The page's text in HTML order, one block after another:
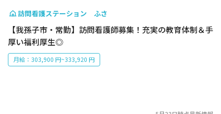
訪問看護ステーション ふさ
【我孫子市・常勤】訪問看護師募集！充実の教育体制＆手
厚い福利厚生◎
月給：303,900 円~333,920 円